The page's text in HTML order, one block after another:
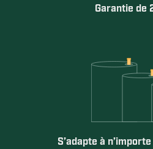
Garantie de
S’adapte à